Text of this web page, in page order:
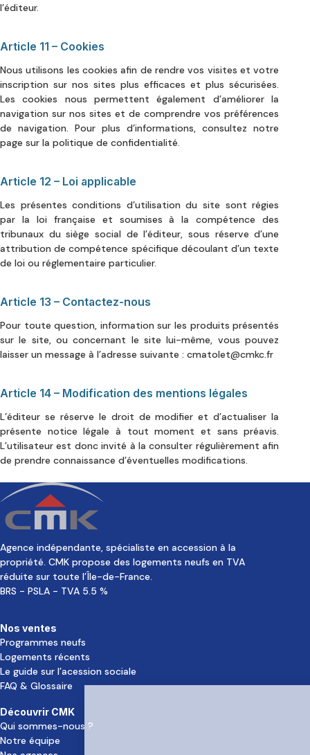
l’éditeur.
Article 11 – Cookies
Nous utilisons les cookies afin de rendre vos visites et votre
inscription sur nos sites plus efficaces et plus sécurisées.
Les cookies nous permettent également d’améliorer la
navigation sur nos sites et de comprendre vos préférences
de navigation. Pour plus d’informations, consultez notre
page sur la politique de confidentialité.
Article 12 – Loi applicable
Les présentes conditions d’utilisation du site sont régies
par la loi française et soumises à la compétence des
tribunaux du siège social de l’éditeur, sous réserve d’une
attribution de compétence spécifique découlant d’un texte
de loi ou réglementaire particulier.
Article 13 – Contactez-nous
Pour toute question, information sur les produits présentés
sur le site, ou concernant le site lui-même, vous pouvez
laisser un message à l’adresse suivante : cmatolet@cmkc.fr
Article 14 – Modification des mentions légales
L’éditeur se réserve le droit de modifier et d’actualiser la
présente notice légale à tout moment et sans préavis.
L’utilisateur est donc invité à la consulter régulièrement afin
de prendre connaissance d’éventuelles modifications.
Agence indépendante, spécialiste en accession à la
propriété. CMK propose des logements neufs en TVA
réduite sur toute l’Île-de-France.
BRS - PSLA - TVA 5.5 %
Nos ventes
Programmes neufs
Logements récents
Le guide sur l’acession sociale
FAQ & Glossaire
Découvrir CMK
Qui sommes-nous ?
Notre équipe